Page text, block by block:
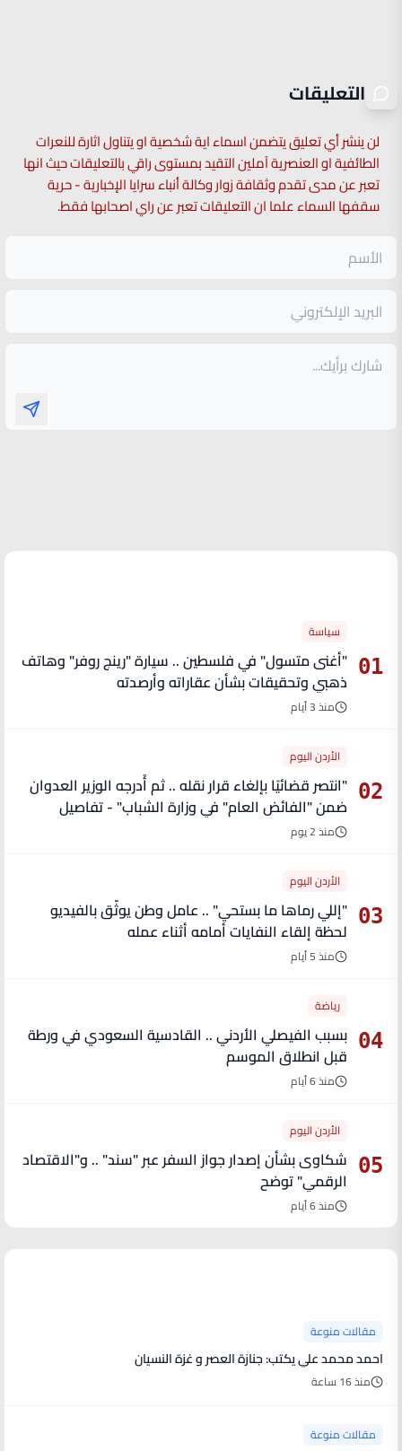
التعليقات
لن ينشر أي تعليق يتضمن اسماء اية شخصية او يتناول اثارة للنعرات
الطائفية او العنصرية آملين التقيد بمستوى راقي بالتعليقات حيث انها
تعبر عن مدى تقدم وثقافة زوار وكالة أنباء سرايا الإخبارية - حرية
سقفها السماء علما ان التعليقات تعبر عن راي اصحابها فقط.
01
سياسة
"أغنى متسول" في فلسطين .. سيارة "رينج روفر" وهاتف
ذهبي وتحقيقات بشأن عقاراته وأرصدته
منذ 3 أيام
02
الأردن اليوم
"انتصر قضائيًا بإلغاء قرار نقله .. ثم أُدرجه الوزير العدوان
ضمن "الفائض العام" في وزارة الشباب" - تفاصيل
منذ 2 يوم
03
الأردن اليوم
"إللي رماها ما بستحي" .. عامل وطن يوثّق بالفيديو
لحظة إلقاء النفايات أمامه أثناء عمله
منذ 5 أيام
04
رياضة
بسبب الفيصلي الأردني .. القادسية السعودي في ورطة
قبل انطلاق الموسم
منذ 6 أيام
05
الأردن اليوم
شكاوى بشأن إصدار جواز السفر عبر "سند" .. و"الاقتصاد
الرقمي" توضح
منذ 6 أيام
مقالات منوعة
احمد محمد علي يكتب: جنازة العصر و غزة النسيان
منذ 16 ساعة
مقالات منوعة